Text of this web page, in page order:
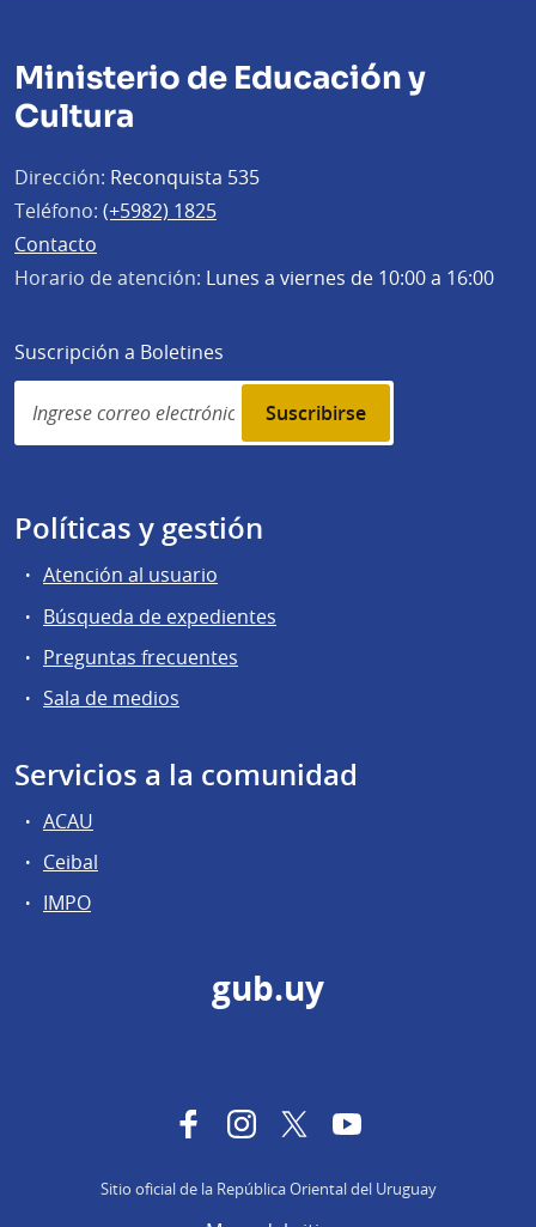
Ministerio de Educación y
Cultura
Dirección: Reconquista 535
Teléfono: (+5982) 1825
Contacto
Horario de atención: Lunes a viernes de 10:00 a 16:00
Suscripción a Boletines
Simplenews
subscription
Políticas y gestión
Atención al usuario
Búsqueda de expedientes
Preguntas frecuentes
Sala de medios
Servicios a la comunidad
ACAU
Ceibal
IMPO
gub.uy
FacebookInstagram
TwitterYouTube
Sitio oficial de la República Oriental del Uruguay